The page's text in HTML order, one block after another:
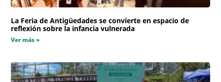
La Feria de Antigüedades se convierte en espacio de
reflexión sobre la infancia vulnerada
Ver más »